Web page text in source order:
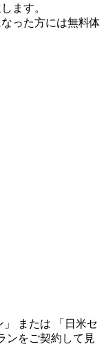
ます。
った方には無料体
」 または 「 日米セ
ンをご契約して見